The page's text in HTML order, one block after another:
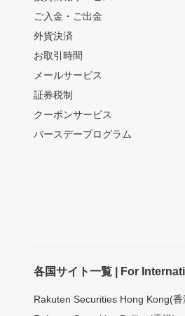
ご入金・ご出金
外貨決済
お取引時間
メールサービス
証券税制
クーポンサービス
バースデープログラム
各国サイト一覧 | For
Rakuten Securities Hong Kong(香